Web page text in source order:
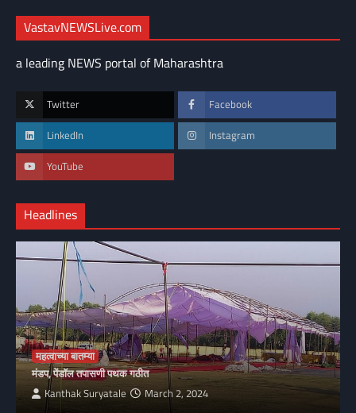
VastavNEWSLive.com
a leading NEWS portal of Maharashtra
Twitter Facebook
LinkedIn Instagram
YouTube
Headlines
महत्वाच्या बातम्या
मंडप, पेंडॉल तपासणी पथक गठीत
Kanthak Suryatale March 2, 2024